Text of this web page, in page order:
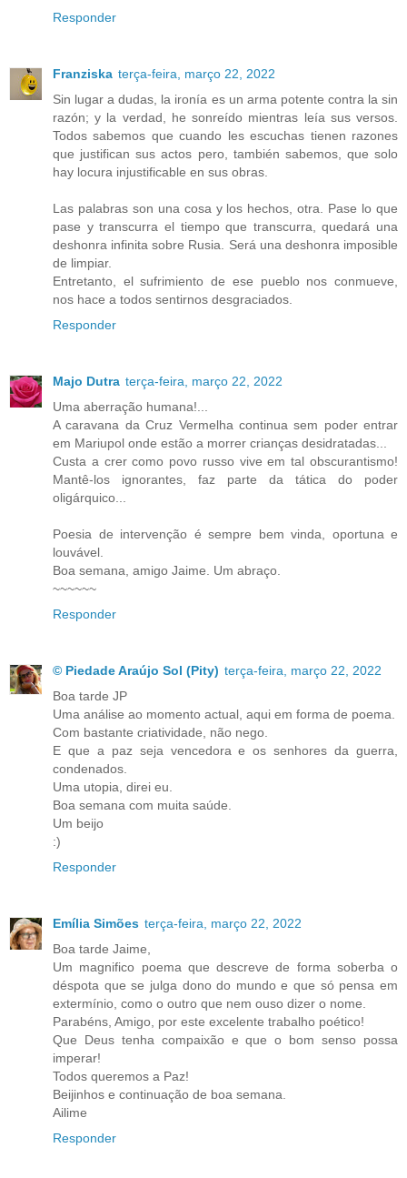
Responder
Franziska terça-feira, março 22, 2022
Sin lugar a dudas, la ironía es un arma potente contra la sin
razón; y la verdad, he sonreído mientras leía sus versos.
Todos sabemos que cuando les escuchas tienen razones
que justifican sus actos pero, también sabemos, que solo
hay locura injustificable en sus obras.
Las palabras son una cosa y los hechos, otra. Pase lo que
pase y transcurra el tiempo que transcurra, quedará una
deshonra infinita sobre Rusia. Será una deshonra imposible
de limpiar.
Entretanto, el sufrimiento de ese pueblo nos conmueve,
nos hace a todos sentirnos desgraciados.
Responder
Majo Dutra terça-feira, março 22, 2022
Uma aberração humana!...
A caravana da Cruz Vermelha continua sem poder entrar
em Mariupol onde estão a morrer crianças desidratadas...
Custa a crer como povo russo vive em tal obscurantismo!
Mantê-los ignorantes, faz parte da tática do poder
oligárquico...
Poesia de intervenção é sempre bem vinda, oportuna e
louvável.
Boa semana, amigo Jaime. Um abraço.
~~~~~~
Responder
© Piedade Araújo Sol (Pity) terça-feira, março 22, 2022
Boa tarde JP
Uma análise ao momento actual, aqui em forma de poema.
Com bastante criatividade, não nego.
E que a paz seja vencedora e os senhores da guerra,
condenados.
Uma utopia, direi eu.
Boa semana com muita saúde.
Um beijo
:)
Responder
Emília Simões terça-feira, março 22, 2022
Boa tarde Jaime,
Um magnifico poema que descreve de forma soberba o
déspota que se julga dono do mundo e que só pensa em
extermínio, como o outro que nem ouso dizer o nome.
Parabéns, Amigo, por este excelente trabalho poético!
Que Deus tenha compaixão e que o bom senso possa
imperar!
Todos queremos a Paz!
Beijinhos e continuação de boa semana.
Ailime
Responder